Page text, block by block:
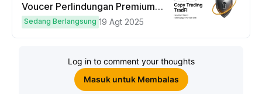
Voucer Perlindungan Premium
hingga $50
Sedang Berlangsung 19 Agt 2025
Log in to comment your thoughts
Masuk untuk Membalas